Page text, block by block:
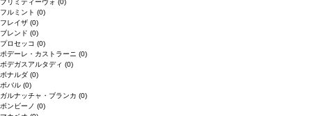
プリミティーヴォ (0)
フルミント (0)
フレイザ (0)
ブレンド (0)
プロセッコ (0)
ポデーレ・カストラーニ (0)
ボデガスアルタディ (0)
ボナルダ (0)
ボバル (0)
ガルナッチャ・ブランカ (0)
ボンビーノ (0)